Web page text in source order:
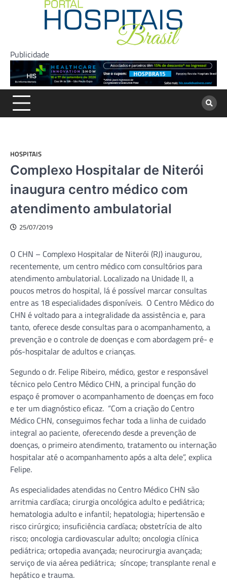
Publicidade
HOSPITAIS
Complexo Hospitalar de Niterói
inaugura centro médico com
atendimento ambulatorial
25/07/2019
O CHN – Complexo Hospitalar de Niterói (RJ) inaugurou,
recentemente, um centro médico com consultórios para
atendimento ambulatorial. Localizado na Unidade II, a
poucos metros do hospital, lá é possível marcar consultas
entre as 18 especialidades disponíveis. O Centro Médico do
CHN é voltado para a integralidade da assistência e, para
tanto, oferece desde consultas para o acompanhamento, a
prevenção e o controle de doenças e com abordagem pré- e
pós-hospitalar de adultos e crianças.
Segundo o dr. Felipe Ribeiro, médico, gestor e responsável
técnico pelo Centro Médico CHN, a principal função do
espaço é promover o acompanhamento de doenças em foco
e ter um diagnóstico eficaz. “Com a criação do Centro
Médico CHN, conseguimos fechar toda a linha de cuidado
integral ao paciente, oferecendo desde a prevenção de
doenças, o primeiro atendimento, tratamento ou internação
hospitalar até o acompanhamento após a alta dele”, explica
Felipe.
As especialidades atendidas no Centro Médico CHN são
arritmia cardíaca; cirurgia oncológica adulto e pediátrica;
hematologia adulto e infantil; hepatologia; hipertensão e
risco cirúrgico; insuficiência cardíaca; obstetrícia de alto
risco; oncologia cardiovascular adulto; oncologia clínica
pediátrica; ortopedia avançada; neurocirurgia avançada;
serviço de via aérea pediátrica; síncope; transplante renal e
hepático e trauma.